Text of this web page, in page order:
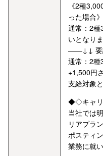
《2種
った場合》
通常：2種
いとなり
――↓↓ 要
通常：2種
+1,500円
支給対象
◆◇キャ
当社では
リアプラ
ポスティ
業務に就